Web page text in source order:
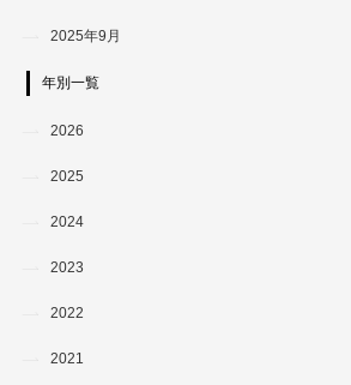
2025年9月
年別一覧
2026
2025
2024
2023
2022
2021